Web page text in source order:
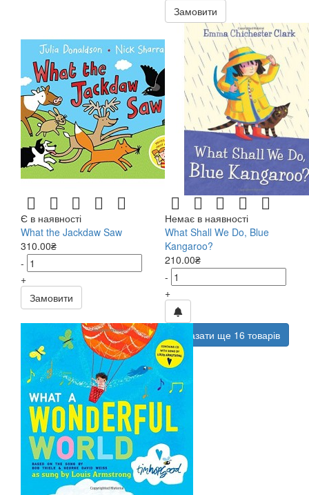
Замовити
Є в наявності
What the Jackdaw Saw
310.00₴
-
+
Замовити
Немає в наявності
What Shall We Do, Blue
Kangaroo?
210.00₴
-
+
Показати ще 16 товарів